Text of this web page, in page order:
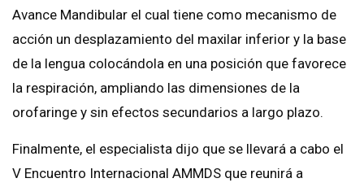
Avance Mandibular el cual tiene como mecanismo de
acción un desplazamiento del maxilar inferior y la base
de la lengua colocándola en una posición que favorece
la respiración, ampliando las dimensiones de la
orofaringe y sin efectos secundarios a largo plazo.
Finalmente, el especialista dijo que se llevará a cabo el
V Encuentro Internacional AMMDS que reunirá a